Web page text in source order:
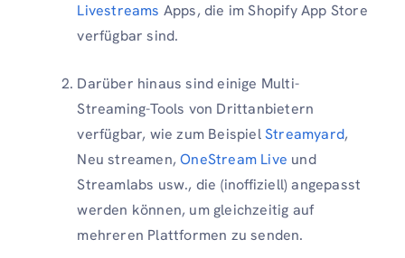
Livestreams Apps, die im Shopify App Store
verfügbar sind.
Darüber hinaus sind einige Multi-
Streaming-Tools von Drittanbietern
verfügbar, wie zum BeispielStreamyard,
Neu streamen,OneStream Live und
Streamlabs usw., die (inoffiziell) angepasst
werden können, um gleichzeitig auf
mehreren Plattformen zu senden.